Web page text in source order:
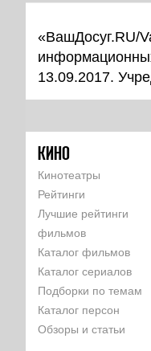
«ВашДосуг.RU/
13.09.2017.
КИНО
Кинотеатры
Рейтинги
Лучшие рейтинги
фильмов
Каталог фильмов
Каталог сериалов
Подборки по темам
Каталог персон
Обзоры и статьи